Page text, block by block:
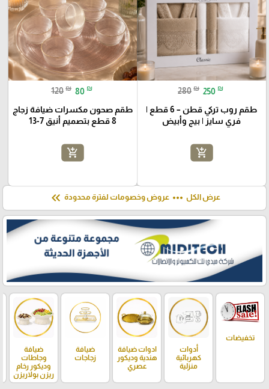
280 ₪ 250 ₪
طقم روب تركي قطن – 6 قطع |
فري سايز | بيج وأبيض
add_shopping_cart
120 ₪ 80 ₪
طقم صحون مكسرات ضيافة زجاج
8 قطع بتصميم أنيق 7-13
add_shopping_cart
عرض الكل more_horiz عروض وخصومات لفترة محدودة keyboard_double_arrow_left
تخفيضات
أدوات
كهربائية
منزلية
ادوات ضيافة
هندية وديكور
عصري
ضيافة
زجاجات
ضيافة
وجاطات
وديكور رخام
ريزن بولاريزن